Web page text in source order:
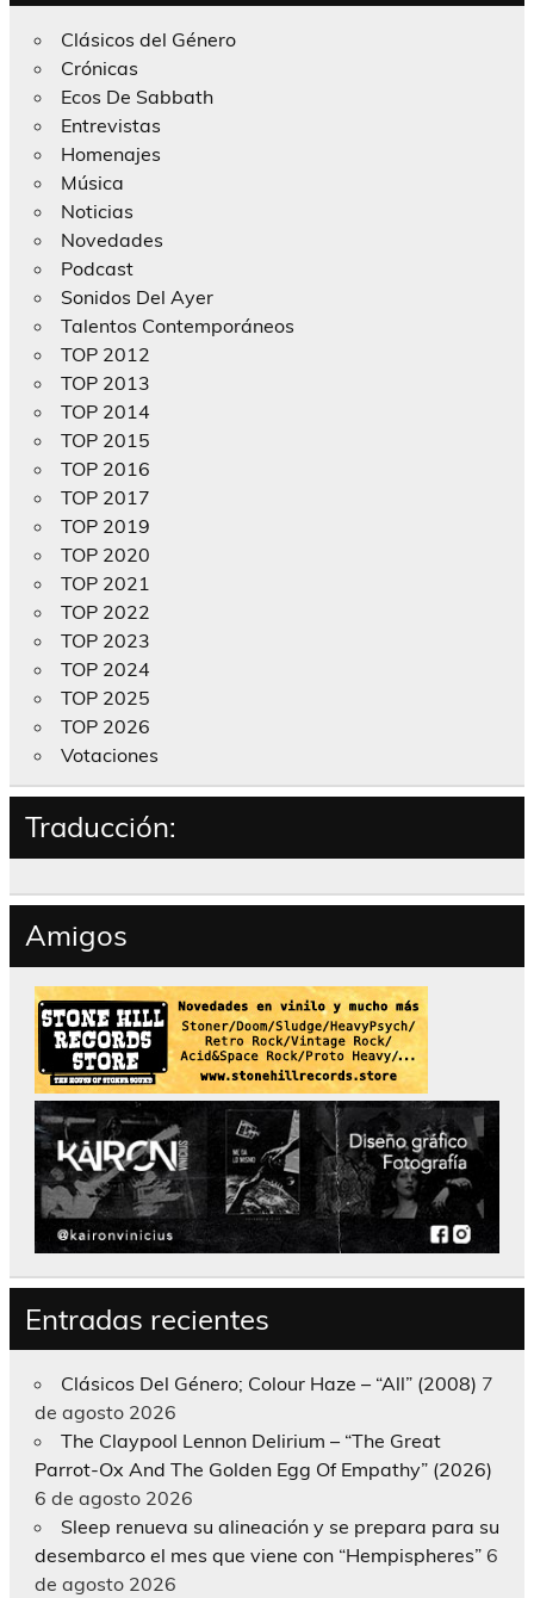
Clásicos del Género
Crónicas
Ecos De Sabbath
Entrevistas
Homenajes
Música
Noticias
Novedades
Podcast
Sonidos Del Ayer
Talentos Contemporáneos
TOP 2012
TOP 2013
TOP 2014
TOP 2015
TOP 2016
TOP 2017
TOP 2019
TOP 2020
TOP 2021
TOP 2022
TOP 2023
TOP 2024
TOP 2025
TOP 2026
Votaciones
Traducción:
Amigos
Entradas recientes
Clásicos Del Género; Colour Haze – “All” (2008) 7
de agosto 2026
The Claypool Lennon Delirium – “The Great
Parrot-Ox And The Golden Egg Of Empathy” (2026)
6 de agosto 2026
Sleep renueva su alineación y se prepara para su
desembarco el mes que viene con “Hempispheres” 6
de agosto 2026